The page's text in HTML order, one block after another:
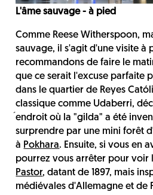
L'âme sauvage - à pied
Comme Reese Witherspoon,
sauvage, il s'agit d'une visite à
recommandons de faire le
que ce serait l'excuse parfaite
dans le quartier de Reyes
classique comme Udaberri,
́endroit où la "gilda" a été
surprendre par une mini forêt
à Pokhara. Ensuite, si vous en
pourrez vous arrêter pour voir
Pastor, datant de 1897, mais
médiévales d'Allemagne et de